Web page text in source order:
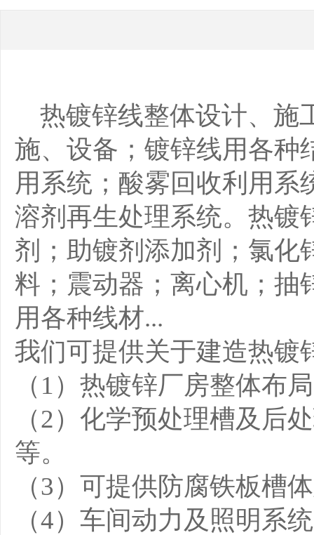
热镀锌线整体设计、施
施、设备；镀锌线用各种
用系统；酸雾回收利用系
溶剂再生处理系统。热镀
剂；助镀剂添加剂；氯化
料；震动器；离心机；抽
用各种线材...
我们可提供关于建造热镀
（1）热镀锌厂房整体布
（2）化学预处理槽及后
等。
（3）可提供防腐铁板槽
（4）车间动力及照明系统